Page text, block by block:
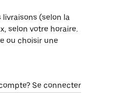
livraisons (selon la
selon votre horaire.
ou choisir une
Se connecter